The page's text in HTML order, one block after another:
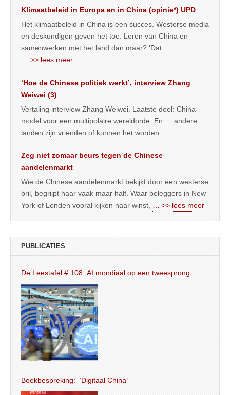
Klimaatbeleid in Europa en in China (opinie*) UPD
Het klimaatbeleid in China is een succes. Westerse media
en deskundigen geven het toe. Leren van China en
samenwerken met het land dan maar? ‘Dat
… >> lees meer
‘Hoe de Chinese politiek werkt’, interview Zhang
Weiwei (3)
Vertaling interview Zhang Weiwei. Laatste deel: China-
model voor een multipolaire wereldorde. En … andere
landen zijn vrienden of kunnen het worden.
Zeg niet zomaar beurs tegen de Chinese
aandelenmarkt
Wie de Chinese aandelenmarkt bekijkt door een westerse
bril, begrijpt haar vaak maar half. Waar beleggers in New
York of Londen vooral kijken naar winst,
… >> lees meer
PUBLICATIES
De Leestafel # 108: AI mondiaal op een tweesprong
Boekbespreking: ‘Digitaal China’